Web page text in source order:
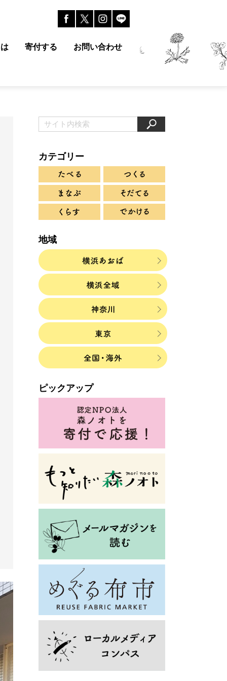
寄付する お問い合わせ
カテゴリー
地域
ピックアップ